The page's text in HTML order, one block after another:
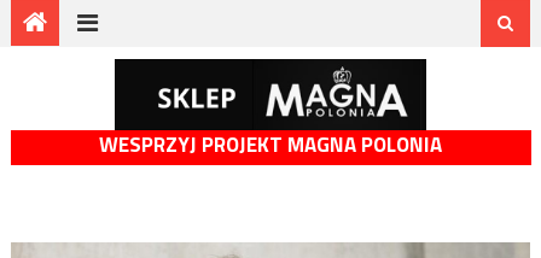
WESPRZYJ PROJEKT MAGNA POLONIA